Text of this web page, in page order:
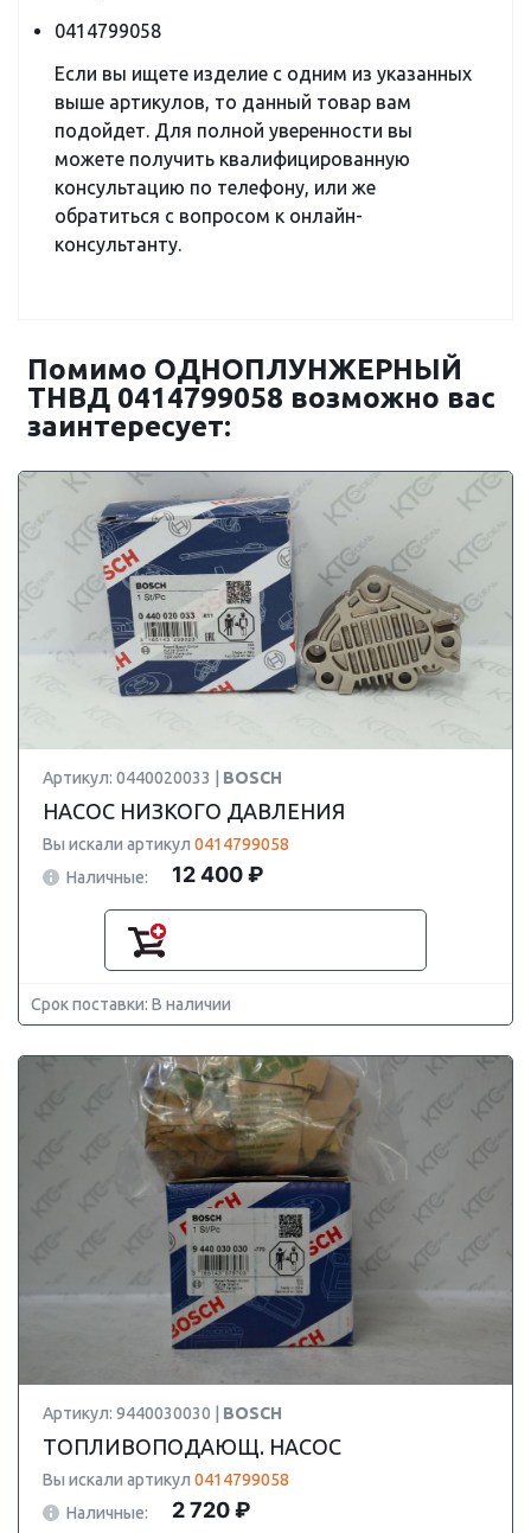
0414799058
Если вы ищете изделие с одним из указанных
выше артикулов, то данный товар вам
подойдет. Для полной уверенности вы
можете получить квалифицированную
консультацию по телефону, или же
обратиться с вопросом к онлайн-
консультанту.
Помимо ОДНОПЛУНЖЕРНЫЙ
ТНВД 0414799058 возможно вас
заинтересует:
Артикул: 0440020033 | BOSCH
НАСОС НИЗКОГО ДАВЛЕНИЯ
Вы искали артикул 0414799058
Наличные:
12 400 ₽
Срок поставки: В наличии
Артикул: 9440030030 | BOSCH
ТОПЛИВОПОДАЮЩ. НАСОС
Вы искали артикул 0414799058
Наличные:
2 720 ₽